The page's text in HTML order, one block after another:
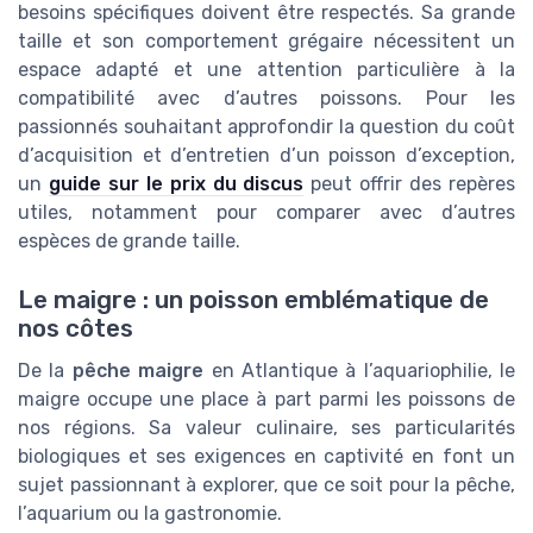
besoins spécifiques doivent être respectés. Sa grande
taille et son comportement grégaire nécessitent un
espace adapté et une attention particulière à la
compatibilité avec d’autres poissons. Pour les
passionnés souhaitant approfondir la question du coût
d’acquisition et d’entretien d’un poisson d’exception,
un guide sur le prix du discus peut offrir des repères
utiles, notamment pour comparer avec d’autres
espèces de grande taille.
Le maigre : un poisson emblématique de
nos côtes
De la pêche maigre en Atlantique à l’aquariophilie, le
maigre occupe une place à part parmi les poissons de
nos régions. Sa valeur culinaire, ses particularités
biologiques et ses exigences en captivité en font un
sujet passionnant à explorer, que ce soit pour la pêche,
l’aquarium ou la gastronomie.